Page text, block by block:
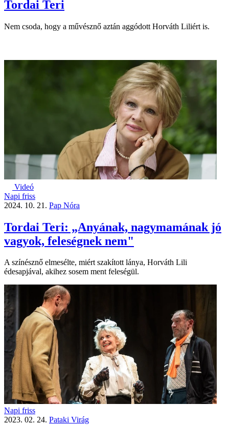
Tordai Teri
Nem csoda, hogy a művésznő aztán aggódott Horváth Liliért is.
Videó
Napi friss
2024. 10. 21. Pap Nóra
Tordai Teri: „Anyának, nagymamának jó
vagyok, feleségnek nem"
A színésznő elmesélte, miért szakított lánya, Horváth Lili
édesapjával, akihez sosem ment feleségül.
Napi friss
2023. 02. 24. Pataki Virág